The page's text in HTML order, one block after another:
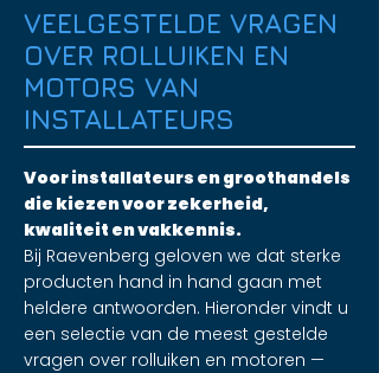
VEELGESTELDE VRAGEN
OVER ROLLUIKEN EN
MOTORS VAN
INSTALLATEURS
Voor installateurs en groothandels
die kiezen voor zekerheid,
kwaliteit en vakkennis.
Bij Raevenberg geloven we dat sterke
producten hand in hand gaan met
heldere antwoorden. Hieronder vindt u
een selectie van de meest gestelde
vragen over rolluiken en motoren —